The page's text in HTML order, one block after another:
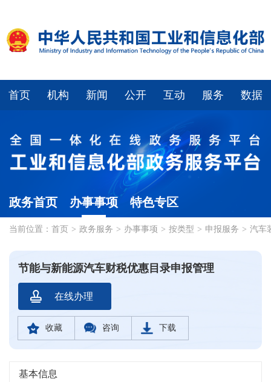
首页 机构 新闻 公开 互动 服务 数据
政务首页 办事事项 特色专区
当前位置： 首页 > 政务服务 > 办事事项 > 按类型 > 申报服务 > 汽车
节能与新能源汽车财税优惠目录申报管理
在线办理
收藏 咨询 下载
基本信息